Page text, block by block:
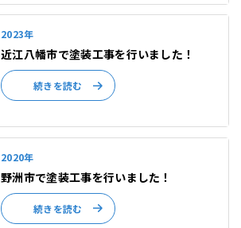
2023年
近江八幡市で塗装工事を行いました！
続きを読む
2020年
野洲市で塗装工事を行いました！
続きを読む